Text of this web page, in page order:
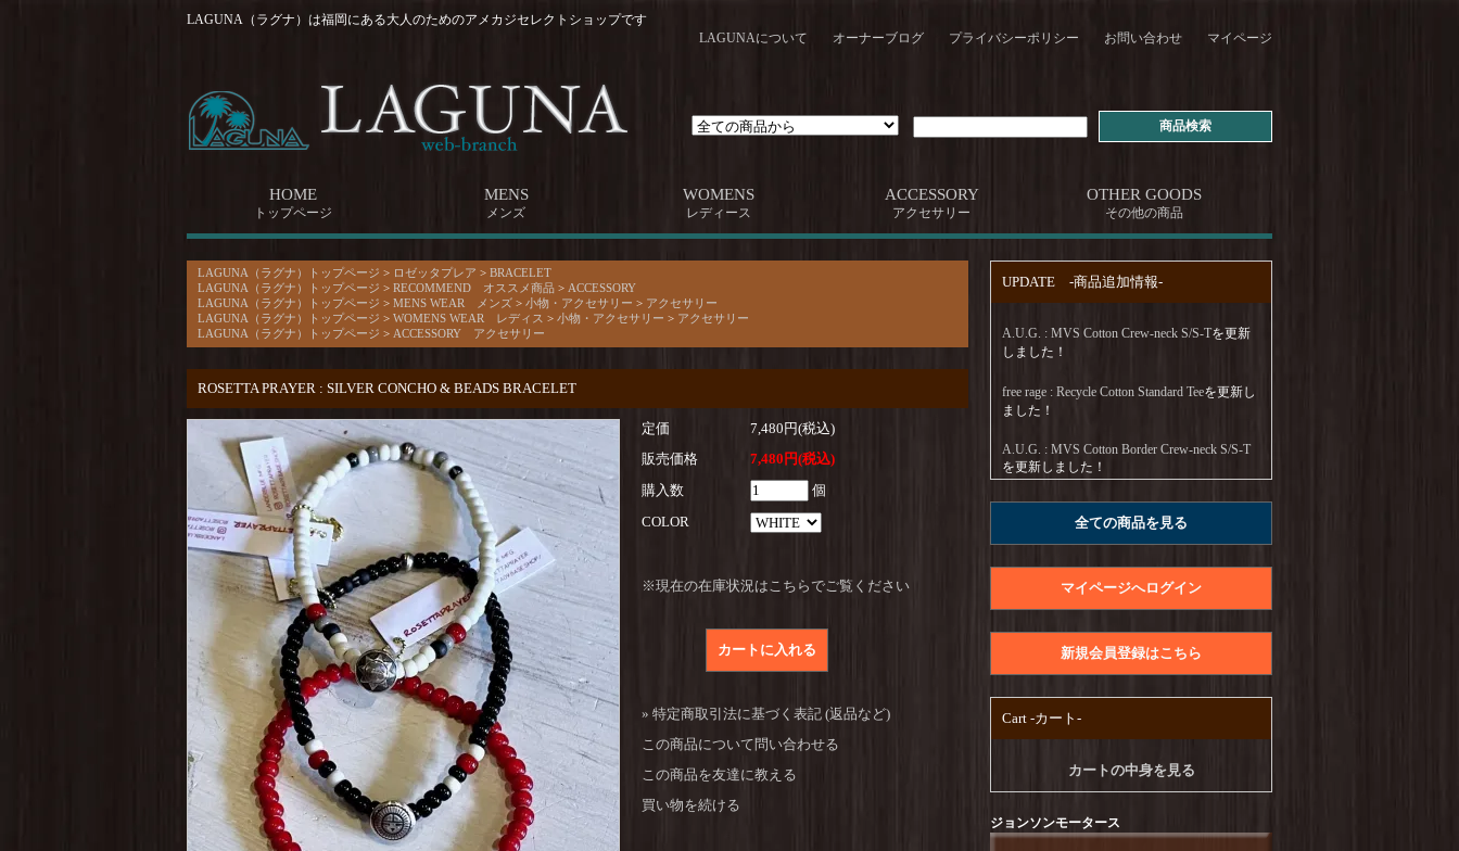
LAGUNA（ラグナ）は福岡にある大人のためのアメカジセレクトショップです
LAGUNAについて
オーナーブログ プライバシーポリシー お問い合わせ マイページ
HOME
トップページ
MENS
メンズ
WOMENS
レディース
ACCESSORY
アクセサリー
OTHER GOODS
その他の商品
LAGUNA（ラグナ）トップページ > ロゼッタプレア > BRACELET
LAGUNA（ラグナ）トップページ > RECOMMEND オススメ商品 > ACCESSORY
LAGUNA（ラグナ）トップページ > MENS WEAR メンズ > 小物・アクセサリー > アクセサリー
LAGUNA（ラグナ）トップページ > WOMENS WEAR レディス > 小物・アクセサリー > アクセサリー
LAGUNA（ラグナ）トップページ > ACCESSORY アクセサリー
ROSETTA PRAYER : SILVER CONCHO & BEADS BRACELET
定価
7,480円(税込)
販売価格
7,480円(税込)
購入数
個
COLOR
※現在の在庫状況はこちらでご覧ください
» 特定商取引法に基づく表記 (返品など)
この商品について問い合わせる
この商品を友達に教える
買い物を続ける
UPDATE -商品追加情報-
A.U.G. : MVS Cotton Crew-neck S/S-Tを更新
しました！
free rage : Recycle Cotton Standard Teeを更新し
ました！
A.U.G. : MVS Cotton Border Crew-neck S/S-T
を更新しました！
A.U.G. : Raffy Jersey Utility Teeを更新しまし
UNIVERSAL STYLE WEAR : Heavy Weight
を更新しました！
free rage : Recycle Cotton【Craftsman Official
Logo Ver,】Print Teeを更新しました！
TURN ME ON :【CA SCRAP BOOK#1】S/S-
TURN ME ON :【TUUUUEON】S/S-Teeを更
新しました！
全ての商品を見る
マイページへログイン
新規会員登録はこちら
Cart -カート-
カートの中身を見る
ジョンソンモータース